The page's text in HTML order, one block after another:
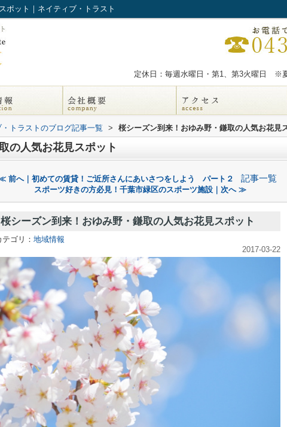
ポット｜ネイティブ・トラスト
定休日：毎週水曜日・第1、第3火曜日 ※
トラストのブログ記事一覧 > 桜シーズン到来！おゆみ野・鎌取の人気お花見
の人気お花見スポット
前へ｜初めての賃貸！ご近所さんにあいさつをしよう パート２ 記事一覧
スポーツ好きの方必見！千葉市緑区のスポーツ施設｜次へ ≫
桜シーズン到来！おゆみ野・鎌取の人気お花見スポット
テゴリ： 地域情報
2017-03-22